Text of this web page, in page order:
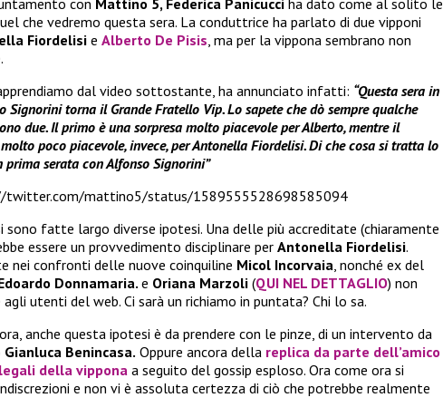
con Mattino 5, Federica Panicucci ha dato come al solito le
che vedremo questa sera. La conduttrice ha parlato di due vipponi
Fiordelisie Alberto De Pisis, ma per la vippona sembrano non
dal video sottostante, ha annunciato infatti: “Questa sera in
Signorini torna il Grande Fratello Vip. Lo sapete che dò sempre qualche
due. Il primo è una sorpresa molto piacevole per Alberto, mentre il
poco piacevole, invece, per Antonella Fiordelisi. Di che cosa si tratta lo
prima serata con Alfonso Signorini”
mattino5/status/1589555528698585094
sono fatte largo diverse ipotesi. Una delle più accreditate (chiaramente
essere un provvedimento disciplinare per Antonella Fiordelisi.
nei confronti delle nuove coinquiline Micol Incorvaia, nonché ex del
Donnamaria. e Oriana Marzoli (QUI NEL DETTAGLIO) non
utenti del web. Ci sarà un richiamo in puntata? Chi lo sa.
anche questa ipotesi è da prendere con le pinze, di un intervento da
Gianluca Benincasa. Oppure ancora della replica da parte dell’amico
della vippona a seguito del gossip esploso. Ora come ora si
e non vi è assoluta certezza di ciò che potrebbe realmente